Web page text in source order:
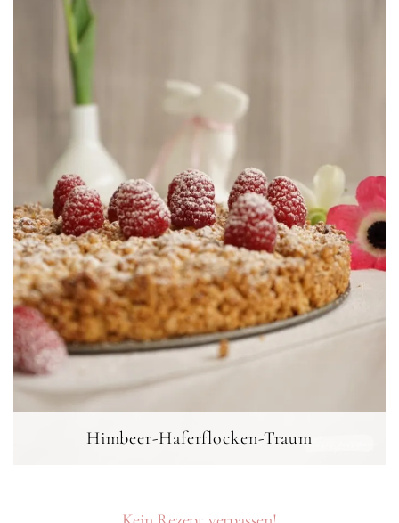
Himbeer-Haferflocken-Traum